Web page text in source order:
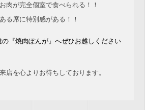
肉が完全個室で食べられる！！
る席に特別感がある！！
の『焼肉ぽんが』へぜひお越しください
店を心よりお待ちしております。